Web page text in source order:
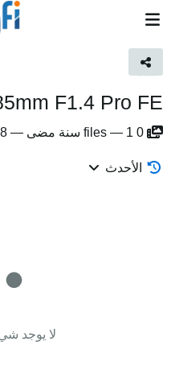
F1.4 Pro FE
0
files— 1 سنة مضى —
الأحدث
لا يوجد